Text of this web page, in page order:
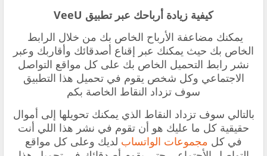
‏كيفية زيادة أرباحك عبر تطبيق VeeU
‏يمكنك مضاعفة الأرباح الخاص بك من خلال الرابط
الخاص بك حيث يمكنك عبر إقناع أصدقائك وأقاربك وعبر
نشر ‏‏رابط التحميل الخاص بك على كل مواقع التواصل
الاجتماعي وكل شخص يقوم في تحميل هذا التطبيق
سوف تزداد النقاط ‏الخاصة بكم
بالتالي سوف تزداد النقاط الذي يمكنك تحويلها إلى أموال
حقيقية كل ما عليك هو أن تقوم في نشر هذا اللي أنت
في كل مجموعات الواتساب لديك وعلى كل مواقع